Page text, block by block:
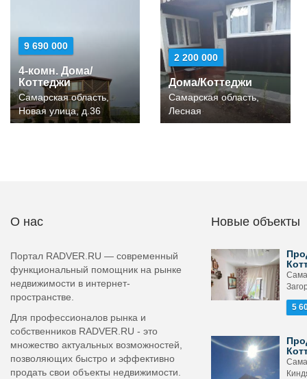
9 690 000
4-комн. Дома/
Коттеджи
Самарская область,
Новая улица, д.36
2 200 000
Дома/Коттеджи
Самарская область,
Лесная
О нас
Портал RADVER.RU — современный
функциональный помощник на рынке
недвижимости в интернет-
пространстве.
Для профессионалов рынка и
собственников RADVER.RU - это
множество актуальных возможностей,
позволяющих быстро и эффективно
продать свои объекты недвижимости.
Новые объекты
5